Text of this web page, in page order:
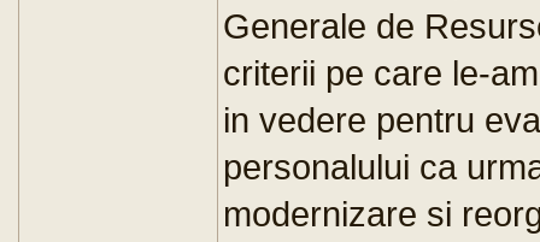
Generale de
criterii pe care le-
in vedere pentru
personalului ca
modernizare si